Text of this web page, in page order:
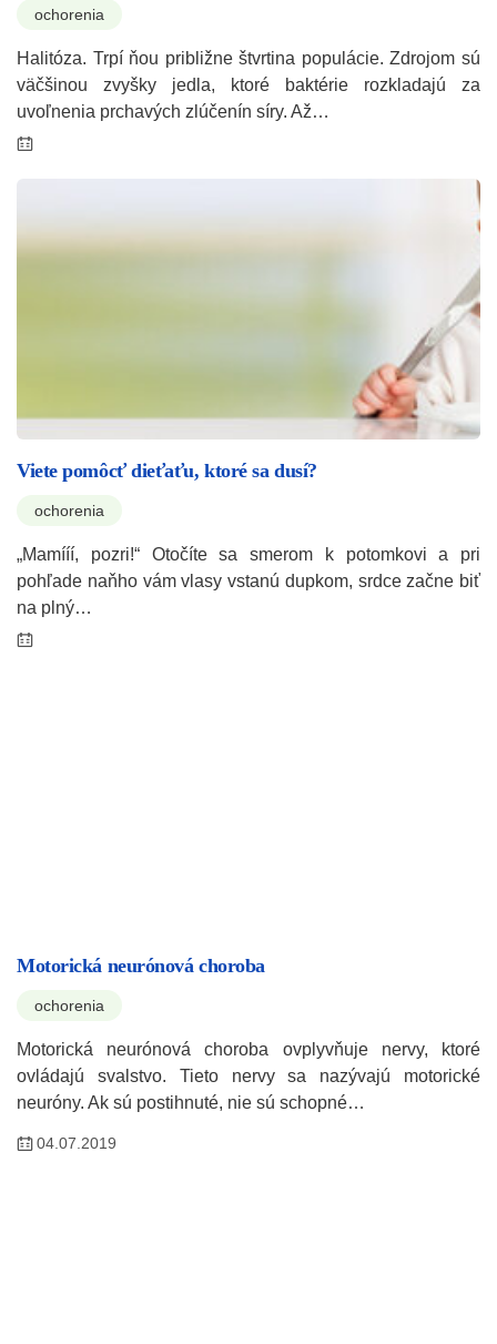
ochorenia
Halitóza. Trpí ňou približne štvrtina populácie. Zdrojom sú
väčšinou zvyšky jedla, ktoré baktérie rozkladajú za
uvoľnenia prchavých zlúčenín síry. Až…
Viete pomôcť dieťaťu, ktoré sa dusí?
ochorenia
„Mamííí, pozri!“ Otočíte sa smerom k potomkovi a pri
pohľade naňho vám vlasy vstanú dupkom, srdce začne biť
na plný…
Motorická neurónová choroba
ochorenia
Motorická neurónová choroba ovplyvňuje nervy, ktoré
ovládajú svalstvo. Tieto nervy sa nazývajú motorické
neuróny. Ak sú postihnuté, nie sú schopné…
04.07.2019